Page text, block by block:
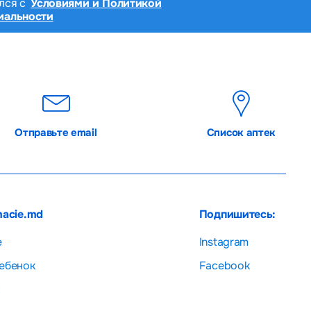
с Условиями и Политикой
Отправьте email Список аптек
Подпишитесь:
Instagram
Facebook